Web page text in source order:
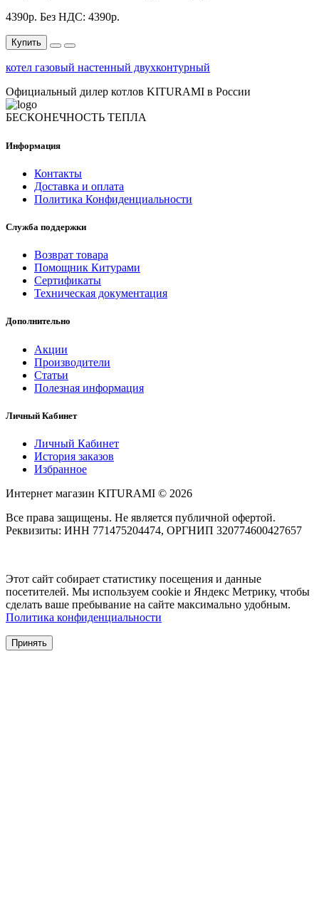
4390р. Без НДС: 4390р.
Купить
котел газовый настенный двухконтурный
Официальный дилер котлов KITURAMI в России
БЕСКОНЕЧНОСТЬ ТЕПЛА
Информация
Контакты
Доставка и оплата
Политика Конфиденциальности
Служба поддержки
Возврат товара
Помощник Китурами
Сертификаты
Техническая документация
Дополнительно
Акции
Производители
Статьи
Полезная информация
Личный Кабинет
Личный Кабинет
История заказов
Избранное
Интернет магазин KITURAMI © 2026
Все права защищены. Не является публичной офертой.
Реквизиты: ИНН 771475204474, ОРГНИП 320774600427657
Этот сайт собирает статистику посещения и данные
посетителей. Мы используем cookie и Яндекс Метрику, чтобы
сделать ваше пребывание на сайте максимально удобным.
Политика конфиденциальности
Принять